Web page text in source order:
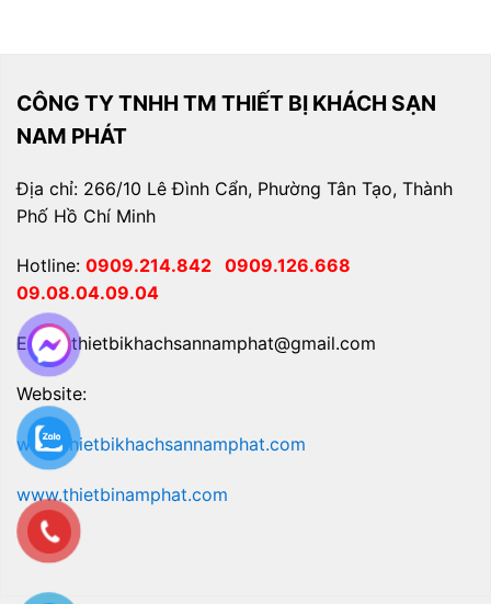
CÔNG TY TNHH TM THIẾT BỊ KHÁCH SẠN
NAM PHÁT
Địa chỉ: 266/10 Lê Đình Cẩn, Phường Tân Tạo, Thành
Phố Hồ Chí Minh
Hotline: 0909.214.842 0909.126.668
09.08.04.09.04
Email: thietbikhachsannamphat@gmail.com
Website:
www.thietbikhachsannamphat.com
www.thietbinamphat.com